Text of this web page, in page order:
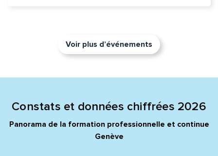
Voir plus d’événements
Constats et données chiffrées 2026
Panorama de la formation professionnelle et continue
Genève